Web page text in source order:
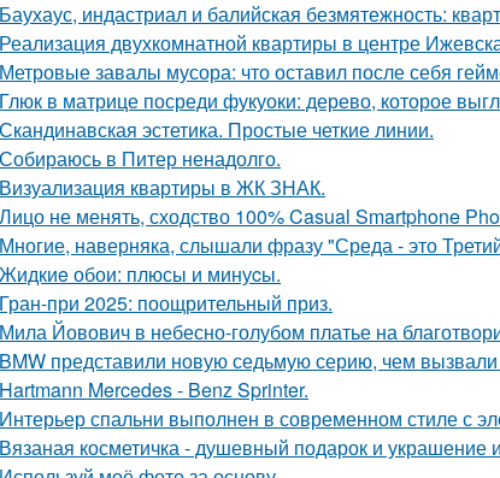
Баухаус, индастриал и балийская безмятежность:
Реализация двухкомнатной квартиры в центре
Метровые завалы мусора: что оставил после себя
Глюк в матрице посреди фукуоки: дерево, которое
Скандинавская эстетика. Простые четкие линии.
Собираюсь в Питер ненадолго.
Визуализация квартиры в ЖК ЗНАК.
Лицо не менять, сходство 100% Casual Smartphone
Многие, наверняка, слышали фразу "Среда - это
Жидкиe обои: плюсы и минуcы.
Гран-при 2025: поощрительный приз.
Мила Йовович в небесно-голубом платье на
BMW представили новую седьмую серию, чем
Hartmann Mercedes - Benz Sprinter.
Интерьер спальни выполнен в современном стиле с
Вязаная косметичка - душевный подарок и украшение